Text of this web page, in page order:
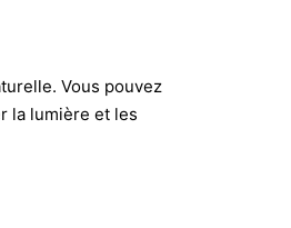
Vous pouvez
la lumière et les